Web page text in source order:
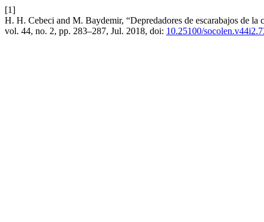
[1]
H. H. Cebeci and M. Baydemir, “Depredadores de escarabajos de
vol. 44, no. 2, pp. 283–287, Jul. 2018, doi: 10.25100/